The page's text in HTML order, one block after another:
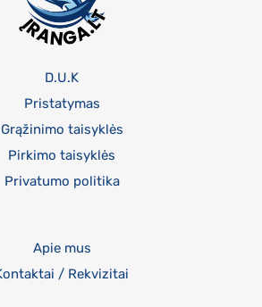
D.U.K
Pristatymas
Grąžinimo taisyklės
Pirkimo taisyklės
Privatumo politika
Apie mus
/ Rekvizitai